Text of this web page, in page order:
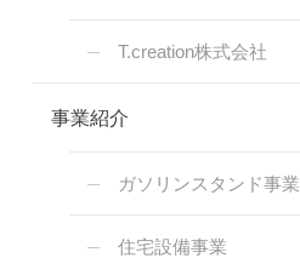
T.creation株式会社
事業紹介
ガソリンスタンド事業
住宅設備事業